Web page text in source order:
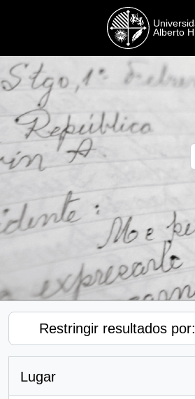
Restringir resultados por:
Lugar